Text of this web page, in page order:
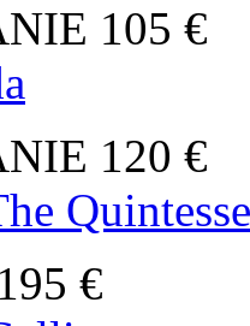
105 €
120 €
195 €